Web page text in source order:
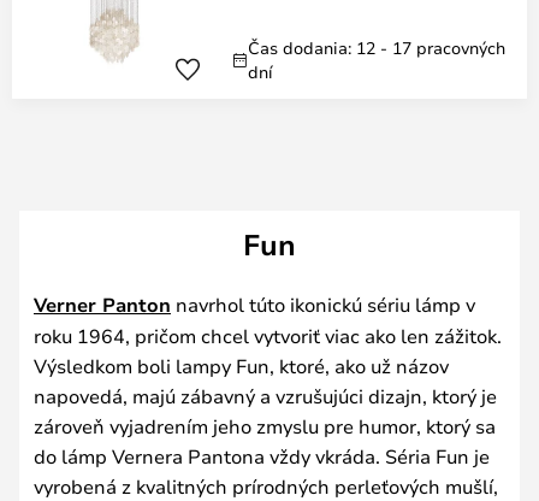
Čas dodania: 12 - 17 pracovných
dní
Fun
Verner Panton navrhol túto ikonickú sériu lámp v
roku 1964, pričom chcel vytvoriť viac ako len zážitok.
Výsledkom boli lampy Fun, ktoré, ako už názov
napovedá, majú zábavný a vzrušujúci dizajn, ktorý je
zároveň vyjadrením jeho zmyslu pre humor, ktorý sa
do lámp Vernera Pantona vždy vkráda. Séria Fun je
vyrobená z kvalitných prírodných perleťových mušlí,